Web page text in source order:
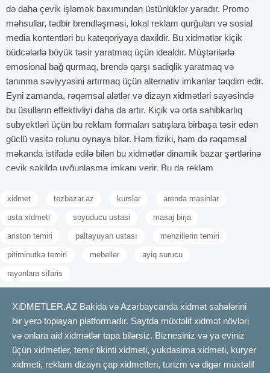
də daha çevik işləmək baxımından üstünlüklər yaradır. Promo
məhsullar, tədbir brendləşməsi, lokal reklam qurğuları və sosial
media kontentləri bu kateqoriyaya daxildir. Bu xidmətlər kiçik
büdcələrlə böyük təsir yaratmaq üçün idealdır. Müştərilərlə
emosional bağ qurmaq, brendə qarşı sadiqlik yaratmaq və
tanınma səviyyəsini artırmaq üçün alternativ imkanlar təqdim edir.
Eyni zamanda, rəqəmsal alətlər və dizayn xidmətləri sayəsində
bu üsulların effektivliyi daha da artır. Kiçik və orta sahibkarlıq
subyektləri üçün bu reklam formaları satışlara birbaşa təsir edən
güclü vasitə rolunu oynaya bilər. Həm fiziki, həm də rəqəmsal
məkanda istifadə edilə bilən bu xidmətlər dinamik bazar şərtlərinə
çevik şəkildə uyğunlaşma imkanı verir. Bu da reklam
planlaşdırılmasını mümkün edir. Sonda isə belə xidmətlər şirkətin
şirkətlər üçün böyük fürsətlər və strateji üstünlüklər təqdim edir.
Promo məhsulların sifarişi və effektiv paylanması
Promo məhsulların sifarişi və effektiv paylanması reklam
şirkətləri üçün müştəri yaddaşında qalıcı iz buraxmağın təsirli
brendləşdirilmiş qələm, bloknot, fincan və digər gündəlik istifadə
olunan əşyalardan ibarət olur. Promo məhsulların məqsədi
markanı müştərinin gündəlik həyatına daxil edərək tanınmanı və
loyallığı artırmaqdır. Sifariş mərhələsində məhsulun keyfiyyəti,
xidmet tezbazar.az kurslar arenda masinlar
usta xidmeti soyuducu ustasi masaj birja
ariston temiri paltayuyan ustası menzillerin temiri
pitiminutka temiri mebeller ayiq surucu
rayonlara sifaris
XiDMETLER.AZ Bakida və Azərbaycanda xidmət sahələrini
bir yerə toplayan platformadır. Saytda müxtəlif xidmət növləri
və onlara aid xidmətlər tapa bilərsiz. Biznesiniz və ya eviniz
üçün xidmetler, temir tikinti xidmeti, yukdasima xidmeti, kuryer
xidmeti, reklam dizayn çap xidmetleri, turizm və digər müxtəlif